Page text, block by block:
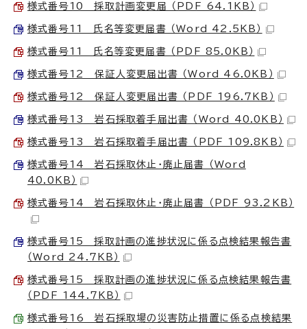
様式番号10 採取計画変更届 （PDF 64.1KB）
様式番号11 氏名等変更届書 （Word 42.5KB）
様式番号11 氏名等変更届書 （PDF 85.0KB）
様式番号12 保証人変更届出書 （Word 46.0KB）
様式番号12 保証人変更届出書 （PDF 196.7KB）
様式番号13 岩石採取着手届出書 （Word 40.0KB）
様式番号13 岩石採取着手届出書 （PDF 109.8KB）
様式番号14 岩石採取休止・廃止届書 （Word
40.0KB）
様式番号14 岩石採取休止・廃止届書 （PDF 93.2KB）
様式番号15 採取計画の進捗状況に係る点検結果報告書
（Word 24.7KB）
様式番号15 採取計画の進捗状況に係る点検結果報告書
（PDF 144.7KB）
様式番号16 岩石採取場の災害防止措置に係る点検結果